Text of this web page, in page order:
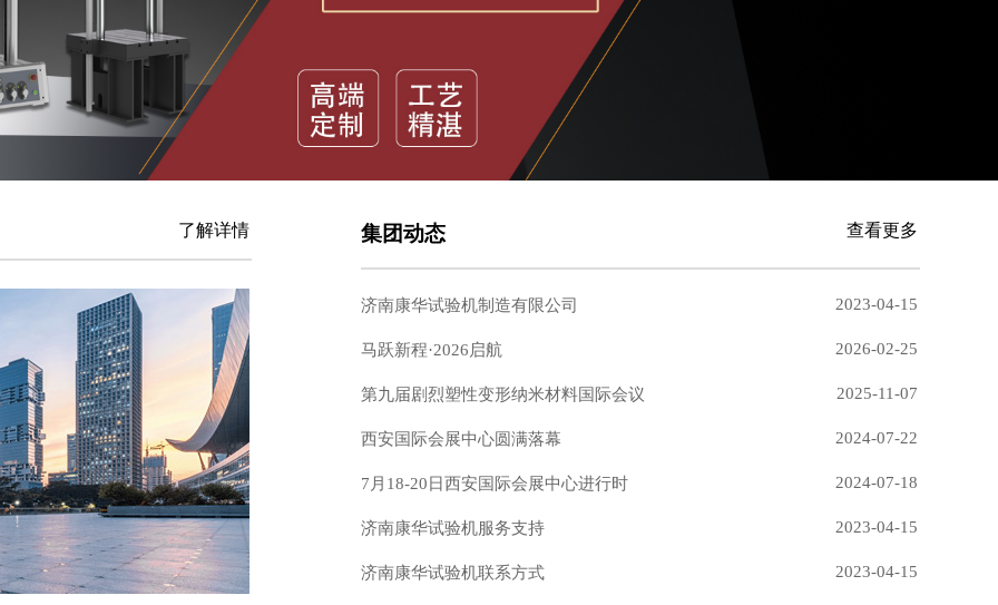
了解详情 集团动态 查看更多
济南康华试验机制造有限公司 2023-04-15
马跃新程·2026启航 2026-02-25
第九届剧烈塑性变形纳米材料国际会议 2025-11-07
西安国际会展中心圆满落幕 2024-07-22
7月18-20日西安国际会展中心进行时 2024-07-18
济南康华试验机服务支持 2023-04-15
济南康华试验机联系方式 2023-04-15